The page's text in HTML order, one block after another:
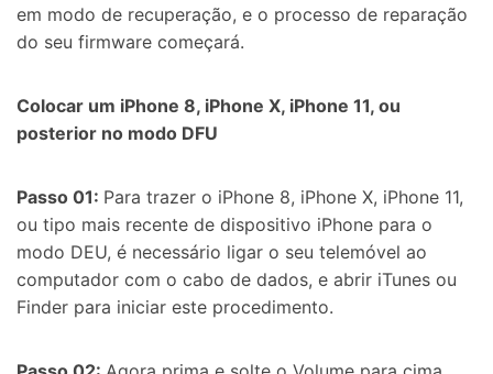
em modo de recuperação, e o processo de reparação
do seu firmware começará.
Colocar um iPhone 8, iPhone X, iPhone 11, ou
posterior no modo DFU
Passo 01: Para trazer o iPhone 8, iPhone X, iPhone 11,
ou tipo mais recente de dispositivo iPhone para o
modo DEU, é necessário ligar o seu telemóvel ao
computador com o cabo de dados, e abrir iTunes ou
Finder para iniciar este procedimento.